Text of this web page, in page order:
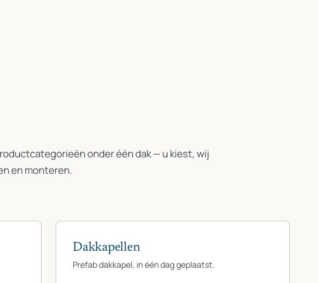
onder één dak — u kiest, wij
en monteren.
Dakkapellen
Prefab dakkapel, in één dag geplaatst.